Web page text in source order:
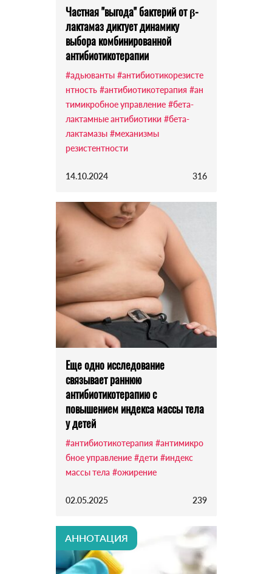
Частная "выгода" бактерий от β-
лактамаз диктует динамику
выбора комбинированной
антибиотикотерапии
#адьюванты #антибиотикорезисте
нтность #антибиотикотерапия #ан
тимикробное управление #бета-
лактамные антибиотики #бета-
лактамазы #механизмы
резистентности
14.10.2024 316
Еще одно исследование
связывает раннюю
антибиотикотерапию с
повышением индекса массы тела
у детей
#антибиотикотерапия #антимикро
бное управление #дети #индекс
массы тела #ожирение
02.05.2025 239
АННОТАЦИЯ